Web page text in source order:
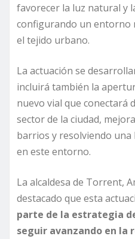
favorecer la luz natural y
configurando un entorno
el tejido urbano.
La actuación se
incluirá también la
nuevo vial que conectará
sector de la ciudad,
barrios y resolviendo
en este entorno.
La alcaldesa de Torrent,
destacado que esta
parte de la estrategia
seguir avanzando en la